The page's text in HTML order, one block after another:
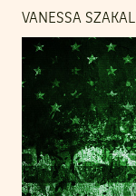
VANESSA SZAKAL